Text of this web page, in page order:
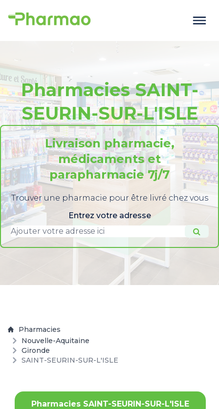
Pharmacies SAINT-
SEURIN-SUR-L'ISLE
Livraison pharmacie,
médicaments et
parapharmacie 7j/7
Trouver une pharmacie pour être livré chez vous
Entrez votre adresse
Pharmacies
Nouvelle-Aquitaine
Gironde
SAINT-SEURIN-SUR-L'ISLE
Pharmacies SAINT-SEURIN-SUR-L'ISLE